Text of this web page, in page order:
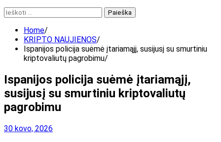
Ieškoti:
Home
KRIPTO NAUJIENOS
Ispanijos policija suėmė įtariamąjį, susijusį su smurtiniu
kriptovaliutų pagrobimu
Ispanijos policija suėmė įtariamąjį,
susijusį su smurtiniu kriptovaliutų
pagrobimu
30 kovo, 2026